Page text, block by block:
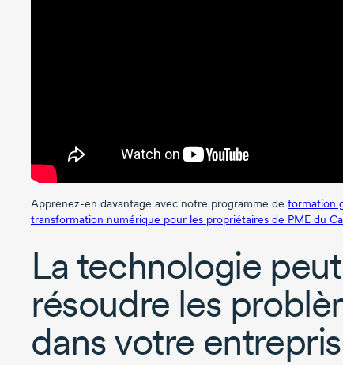
Apprenez-en davantage avec notre programme de formation
transformation numérique pour les propriétaires de PME du
La technologie peut
résoudre les
dans votre